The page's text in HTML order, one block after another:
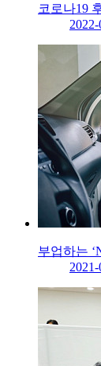
코로나19
부업하는